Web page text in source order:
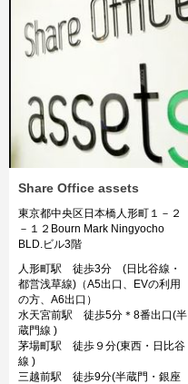
Share Office assets
東京都中央区日本橋人形町１－２
－１２Bourn Mark Ningyocho
BLD.ビル3階
人形町駅 徒歩3分 (日比谷線・
都営浅草線)（A5出口、EVの利用
の方、A6出口）
水天宮前駅 徒歩5分＊8番出口(半
蔵門線 )
茅場町駅 徒歩９分(東西・日比谷
線 )
三越前駅 徒歩9分(半蔵門・銀座